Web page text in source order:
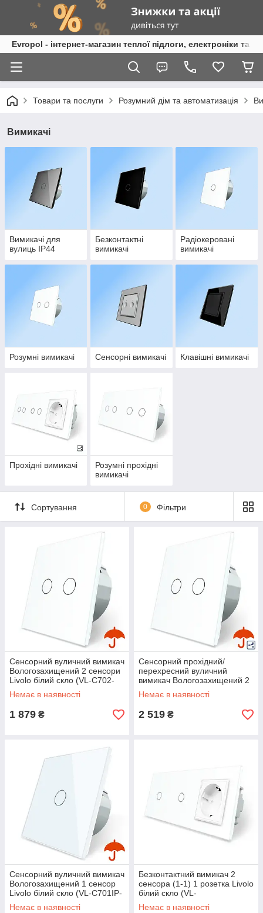
Evropol - інтернет-магазин теплої підлоги, електроніки та
Товари та послуги Розумний дім та автоматизація
Вимикачі
Вимикачі для
вулиць IP44
Безконтактні
вимикачі
Радіокеровані
вимикачі
Розумні вимикачі Сенсорні вимикачі Клавішні вимикачі
Прохідні вимикачі
Розумні прохідні
вимикачі
Сортування 0 Фільтри
Сенсорний вуличний вимикач
Вологозахищений 2 сенсори
Livolo білий скло (VL-C702-
IP-11)
Немає в наявності
1 879 ₴
Сенсорний прохідний/
перехресний вуличний
вимикач Вологозахищений 2
сенсори Livolo білий скло
(VL-C702S-IP-11)
Немає в наявності
2 519 ₴
Сенсорний вуличний вимикач
Вологозахищений 1 сенсор
Livolo білий скло (VL-C701IP-
11)
Немає в наявності
Безконтактний вимикач 2
сенсора (1-1) 1 розетка Livolo
білий скло (VL-
C701/C701/C7C1EU-PRO11)
Немає в наявності